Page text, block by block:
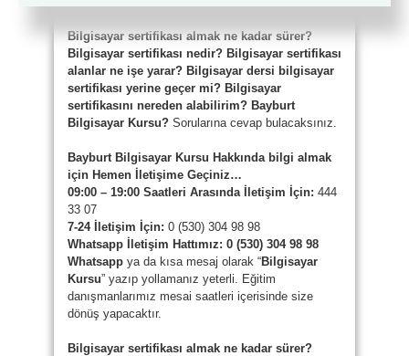
Bilgisayar sertifikası almak ne kadar sürer?
Bilgisayar sertifikası nedir? Bilgisayar sertifikası
alanlar ne işe yarar? Bilgisayar dersi bilgisayar
sertifikası yerine geçer mi? Bilgisayar
sertifikasını nereden alabilirim? Bayburt
Bilgisayar Kursu? Sorularına cevap bulacaksınız.
Bayburt Bilgisayar Kursu Hakkında bilgi almak
için Hemen İletişime Geçiniz…
09:00 – 19:00 Saatleri Arasında İletişim İçin: 444
33 07
7-24 İletişim İçin: 0 (530) 304 98 98
Whatsapp
İletişim Hattımız: 0 (530) 304 98 98
Whatsapp ya da kısa mesaj olarak “Bilgisayar
Kursu” yazıp yollamanız yeterli. Eğitim
danışmanlarımız mesai saatleri içerisinde size
dönüş yapacaktır.
Bilgisayar sertifikası almak ne kadar sürer?